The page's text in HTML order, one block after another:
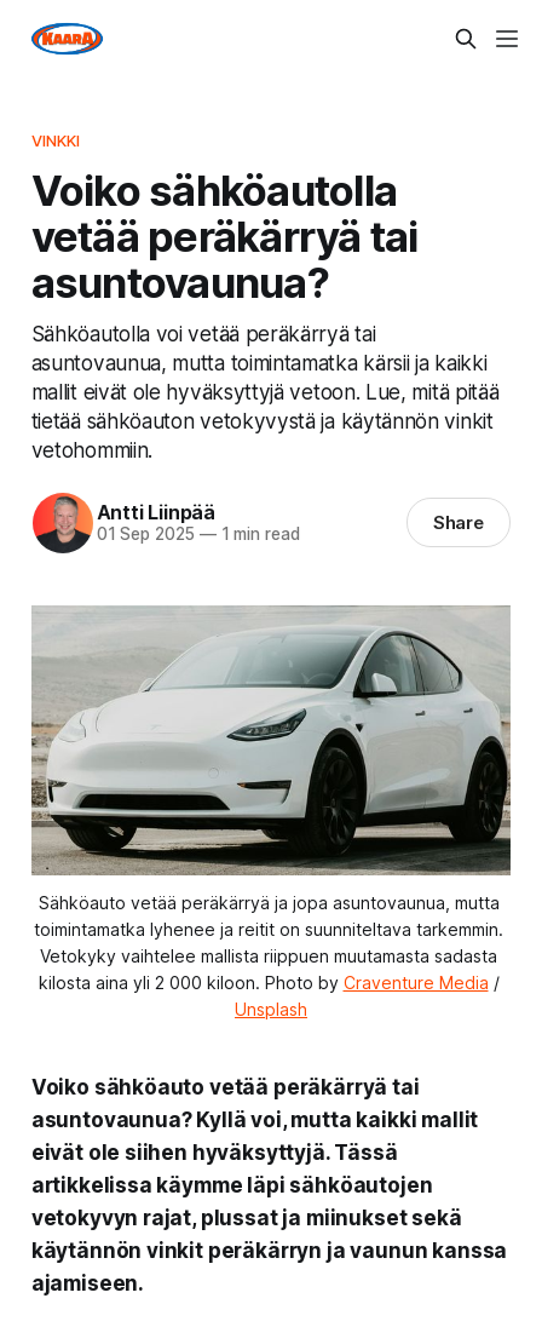
VINKKI
Voiko sähköautolla
vetää peräkärryä tai
asuntovaunua?
Sähköautolla voi vetää peräkärryä tai
asuntovaunua, mutta toimintamatka kärsii ja kaikki
mallit eivät ole hyväksyttyjä vetoon. Lue, mitä pitää
tietää sähköauton vetokyvystä ja käytännön vinkit
vetohommiin.
Antti Liinpää
01 Sep 2025 —1 min read Share
Sähköauto vetää peräkärryä ja jopa asuntovaunua, mutta
toimintamatka lyhenee ja reitit on suunniteltava tarkemmin.
Vetokyky vaihtelee mallista riippuen muutamasta sadasta
kilosta aina yli 2 000 kiloon. Photo by Craventure Media /
Unsplash
Voiko sähköauto vetää peräkärryä tai
asuntovaunua? Kyllä voi, mutta kaikki mallit
eivät ole siihen hyväksyttyjä. Tässä
artikkelissa käymme läpi sähköautojen
vetokyvyn rajat, plussat ja miinukset sekä
käytännön vinkit peräkärryn ja vaunun kanssa
ajamiseen.